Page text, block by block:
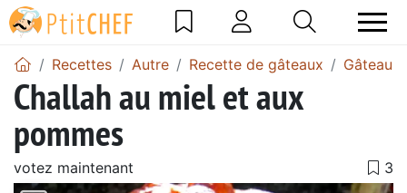
Recettes Autre Recette de gâteaux Gâteau
Challah au miel et aux
pommes
votez maintenant